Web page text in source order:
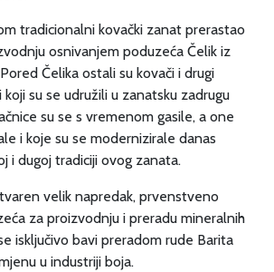
tradicionalni kovački zanat prerastao
osnivanjem poduzeća Čelik iz
Čelika ostali su kovači i drugi
su se udružili u zanatsku zadrugu
su se s vremenom gasile, a one
i koje su se modernizirale danas
i dugoj tradiciji ovog zanata.
velik napredak, prvenstveno
za proizvodnju i preradu mineralnih
isključivo bavi preradom rude Barita
u industriji boja.